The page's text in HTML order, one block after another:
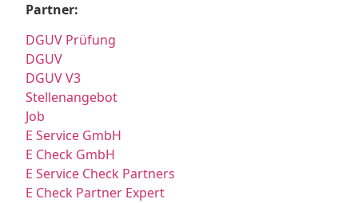
Partner:
DGUV Prüfung
DGUV
DGUV V3
Stellenangebot
Job
E Service GmbH
E Check GmbH
E Service Check Partners
E Check Partner Expert